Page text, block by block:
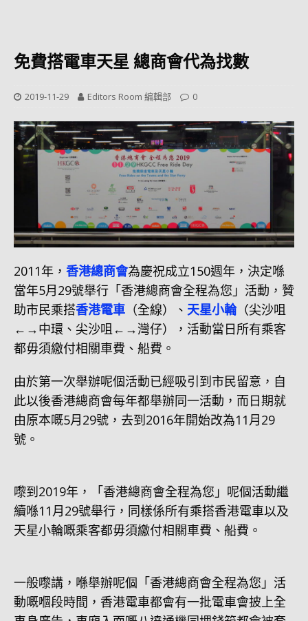
免費搭電車天星 總商會代為找數
2019-11-29 Editors Room 編輯部 0
2011年， 香港總商會為慶祝成立150週年，決定喺
當年5月29號舉行「香港總商會全程為您」活動，贊
助市民乘搭香港電車 （全線）、 天星小輪（尖沙咀
←→中環、尖沙咀←→灣仔），活動當日所有乘客
都毋須繳付相關車費、船費。
由於第一次舉辦呢個活動已經吸引到市民留意，自
此以後香港總商會每年都舉辦同一活動，而日期就
由原本嘅5月29號，去到2016年開始改為11月29
號。
嚟到2019年，「香港總商會全程為您」呢個活動繼
續喺11月29號舉行，同樣係所有乘搭香港電車以及
天星小輪嘅乘客都毋須繳付相關車費、船費。
一般嚟講，喺舉辦呢個「香港總商會全程為您」活
動嘅嗰段時間，香港電車都會有一批電車會披上全